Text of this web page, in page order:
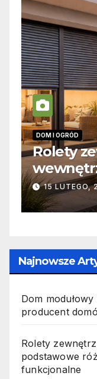
vs
podstawowe
i
Najnowsze
Dom
producent
Rolety
podstawowe
funkcjonalne